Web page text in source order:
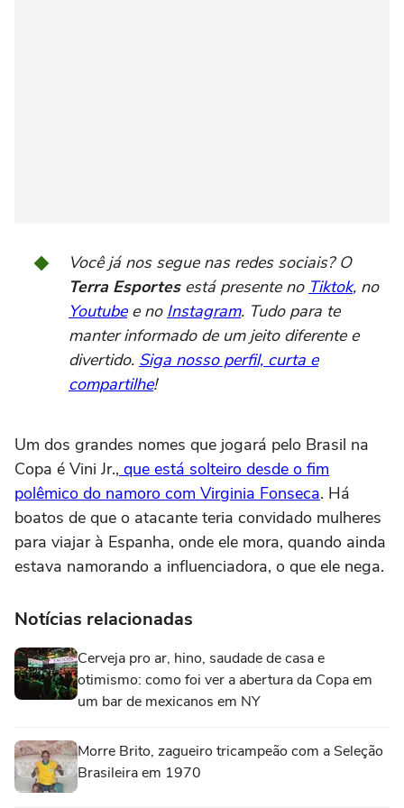
Você já nos segue nas redes sociais? O
Terra Esportesestá presente no Tiktok, no
Youtubee no Instagram. Tudo para te
manter informado de um jeito diferente e
divertido. Siga nosso perfil, curta e
compartilhe!
Um dos grandes nomes que jogará pelo Brasil na
Copa é Vini Jr., que está solteiro desde o fim
polêmico do namoro com Virginia Fonseca. Há
boatos de que o atacante teria convidado mulheres
para viajar à Espanha, onde ele mora, quando ainda
estava namorando a influenciadora, o que ele nega.
Notícias relacionadas
Cerveja pro ar, hino, saudade de casa e
otimismo: como foi ver a abertura da Copa em
um bar de mexicanos em NY
Morre Brito, zagueiro tricampeão com a Seleção
Brasileira em 1970